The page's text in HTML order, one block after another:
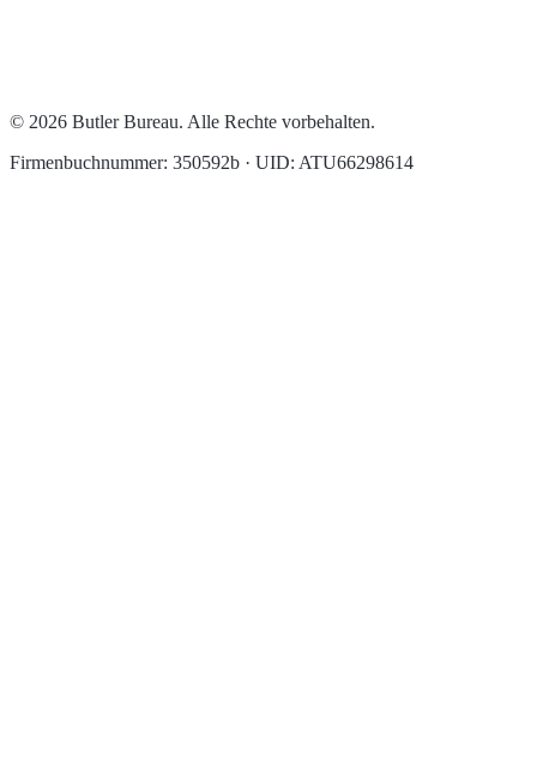
© 2026 Butler Bureau. Alle Rechte vorbehalten.
Firmenbuchnummer: 350592b · UID: ATU66298614